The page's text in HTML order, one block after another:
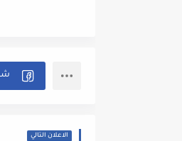
الاعلان التالي